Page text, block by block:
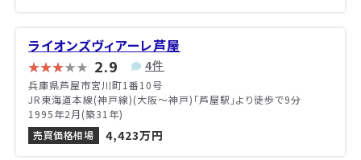
ライオンズヴィアーレ芦屋
2.9 4件
兵庫県芦屋市宮川町1番10号
JR東海道本線(神戸線)(大阪～神戸)「芦屋駅」より徒歩で9分
1995年2月(築31年)
売買価格相場
4,423万円